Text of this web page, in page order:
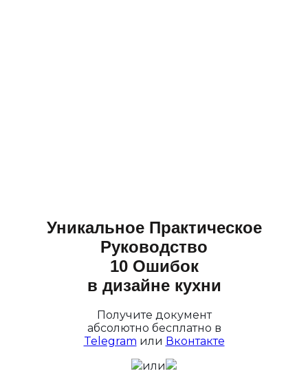
Уникальное Практическое
Руководство
10 Ошибок
в дизайне кухни
Получите документ
абсолютно бесплатно в
Telegram или Вконтакте
или